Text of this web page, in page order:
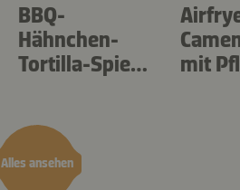
Alles ansehen
BBQ-
Hähnchen-
Tortilla-Spieße
mit